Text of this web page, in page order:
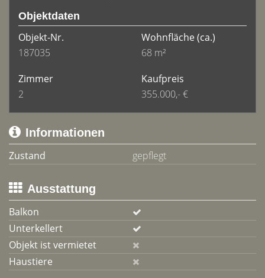
Objektdaten
Objekt-Nr.
187035
Wohnfläche(ca.)
68 m²
Zimmer
2
Kaufpreis
355.000,- €
Informationen
Zustand
gepflegt
Ausstattung
Balkon
Unterkellert
Objekt ist vermietet
Haustiere